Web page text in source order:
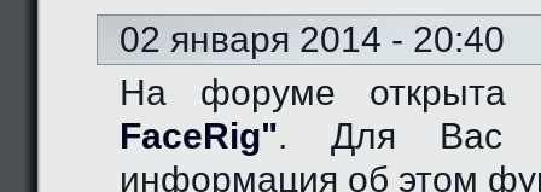
02 января 2014 - 20:40
На форуме
FaceRig". Для Вас
информация об этом